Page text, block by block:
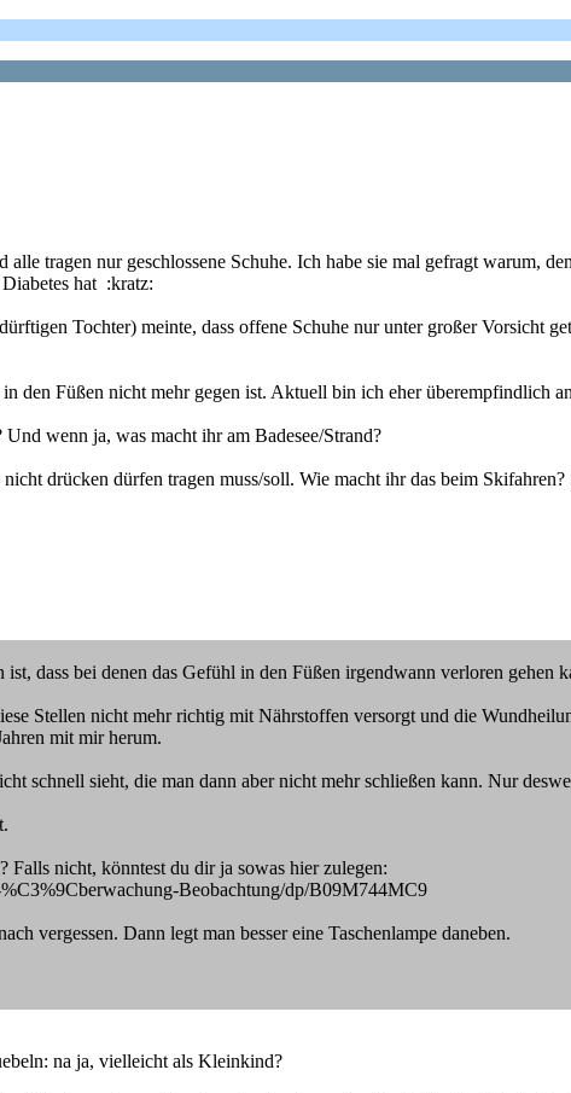
tragen nur geschlossene Schuhe. Ich habe sie mal gefragt warum,
hat :kratz:
Tochter) meinte, dass offene Schuhe nur unter großer Vorsicht
den Füßen nicht mehr gegen ist. Aktuell bin ich eher überempfindlich
wenn ja, was macht ihr am Badesee/Strand?
drücken dürfen tragen muss/soll. Wie macht ihr das beim
dass bei denen das Gefühl in den Füßen irgendwann verloren
Stellen nicht mehr richtig mit Nährstoffen versorgt und die
mit mir herum.
schnell sieht, die man dann aber nicht mehr schließen kann. Nur
Falls nicht, könntest du dir ja sowas hier zulegen:
Beobachtung/dp/B09M744MC9
vergessen. Dann legt man besser eine Taschenlampe daneben.
na ja, vielleicht als Kleinkind?